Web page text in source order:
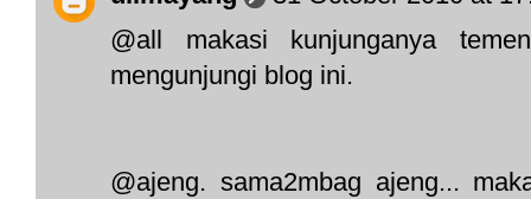
@all makasi kunjunganya
mengunjungi blog ini.
@ajeng. sama2mbag ajeng...